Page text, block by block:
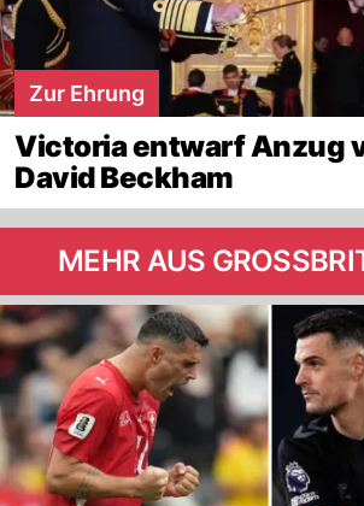
Zur Ehrung
Victoria entwarf Anzug
David Beckham
MEHR AUS